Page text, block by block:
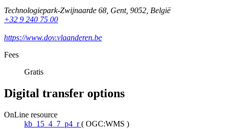
Technologiepark-Zwijnaarde 68, Gent, 9052, België
+32 9 240 75 00
https://www.dov.vlaanderen.be
Fees
Gratis
Digital transfer options
OnLine resource
kb_15_4_7_p4_r ( OGC:WMS )